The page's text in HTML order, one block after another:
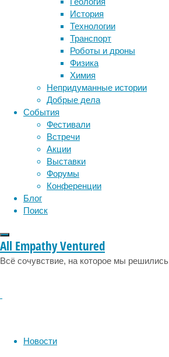
История
Технологии
Транспорт
Роботы и дроны
Физика
Химия
Непридуманные истории
Добрые дела
События
Фестивали
Встречи
Акции
Выставки
Форумы
Конференции
Блог
Поиск
All Empathy Ventured
Всё сочувствие, на которое мы решились
Новости
многие
характеристики
человека.
Это
не
только
внешний
вид,
особенности
здоровья,
когнитивные
способности,
но
и,
например,
чувство
засыпать
и
просыпаться,
не
здоровье
инструменты и методы
исследования
лекарства медицина
мозг наука неврология
нейробиология
нейрофизиология
поведение
сон социальные проблемы
физиология
эмоции эпидемия